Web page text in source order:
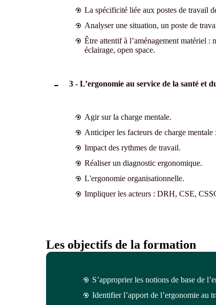
La spécificité liée aux postes de travail
Analyser une situation, un poste de
Être attentif à l’aménagement matériel
éclairage, open space.
3 - L’ergonomie au service de la santé et
Agir sur la charge mentale.
Anticiper les facteurs de charge mentale
Impact des rythmes de travail.
Réaliser un diagnostic ergonomique.
L'ergonomie organisationnelle.
Impliquer les acteurs : DRH, CSE,
Les objectifs de la formation
S’approprier les notions de base de
Identifier l’apport de l’ergonomie au